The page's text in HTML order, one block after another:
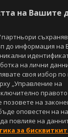
на Вашите
партньори
до информация на
на лични
своя избор по
„Управление на
правото
позовете на
оповестен на
повлияе на
за